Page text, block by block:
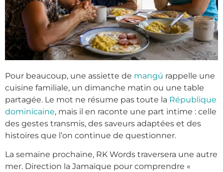
Pour beaucoup, une assiette de mangú rappelle une
cuisine familiale, un dimanche matin ou une table
partagée. Le mot ne résume pas toute la République
dominicaine, mais il en raconte une part intime : celle
des gestes transmis, des saveurs adaptées et des
histoires que l’on continue de questionner.
La semaine prochaine, RK Words traversera une autre
mer. Direction la Jamaïque pour comprendre «